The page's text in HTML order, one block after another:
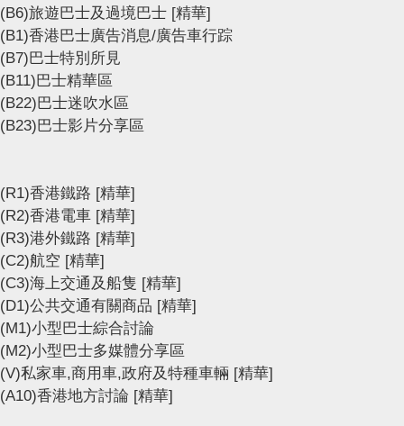
(B6)旅遊巴士及過境巴士 [精華]
(B1)香港巴士廣告消息/廣告車行踪
(B7)巴士特別所見
(B11)巴士精華區
(B22)巴士迷吹水區
(B23)巴士影片分享區
(R1)香港鐵路 [精華]
(R2)香港電車 [精華]
(R3)港外鐵路 [精華]
(C2)航空 [精華]
(C3)海上交通及船隻 [精華]
(D1)公共交通有關商品 [精華]
(M1)小型巴士綜合討論
(M2)小型巴士多媒體分享區
(V)私家車,商用車,政府及特種車輛 [精華]
(A10)香港地方討論 [精華]